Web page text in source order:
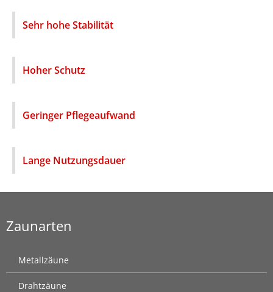
Sehr hohe Stabilität
Hoher Schutz
Geringer Pflegeaufwand
Lange Nutzungsdauer
Zaunarten
Metallzäune
Drahtzäune